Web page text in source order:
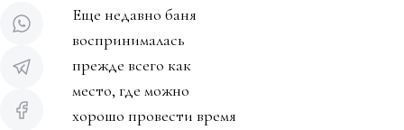
Еще недавно баня
воспринималась
прежде всего как
место, где можно
хорошо провести время